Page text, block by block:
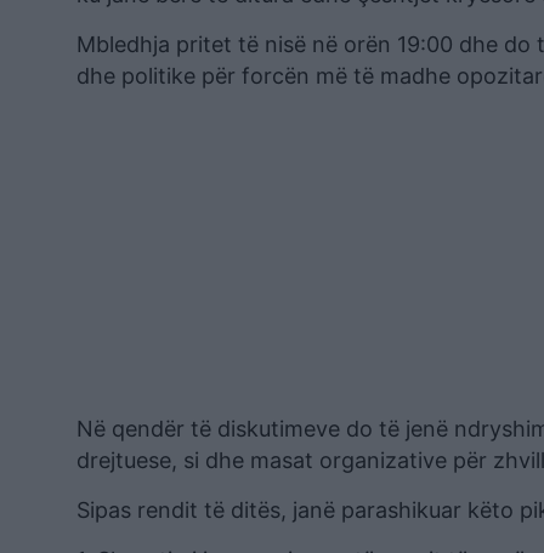
Mbledhja pritet të nisë në orën 19:00 dhe
dhe politike për forcën më të madhe
Në qendër të diskutimeve do të jenë
drejtuese, si dhe masat organizative për
Sipas rendit të ditës, janë parashikuar këto